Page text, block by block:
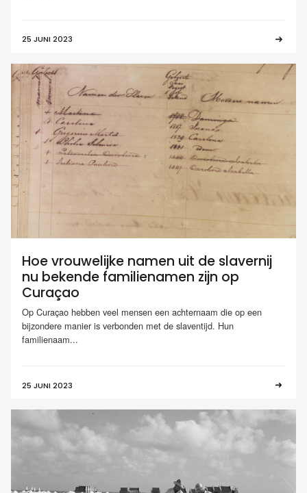
25 JUNI 2023
Hoe vrouwelijke namen uit de slavernij
nu bekende familienamen zijn op
Curaçao
Op Curaçao hebben veel mensen een achternaam die op een
bijzondere manier is verbonden met de slaventijd. Hun
familienaam...
25 JUNI 2023